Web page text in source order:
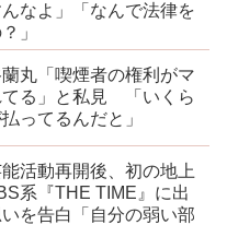
なよ」「なんで法律を
」
丸「喫煙者の権利がマ
てる」と私見 「いくら
ってるんだと」
活動再開後、初の地上
系『THE TIME』に出
を告白「自分の弱い部